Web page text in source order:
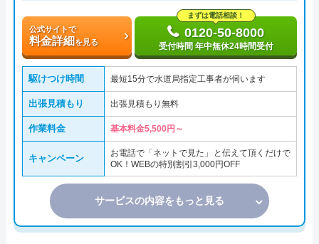
公式サイトで
料金詳細を見る
まずは電話相談！
0120-50-8000
受付時間 年中無休24時間受付
駆けつけ時間 最短15分で水道局指定工事者が伺います
出張見積もり 出張見積もり無料
作業料金 基本料金5,500円～
キャンペーン
お電話で「ネットで見た」と伝えて頂くだけで
OK！WEBの特別割引3,000円OFF
サービスの内容をもっと見る